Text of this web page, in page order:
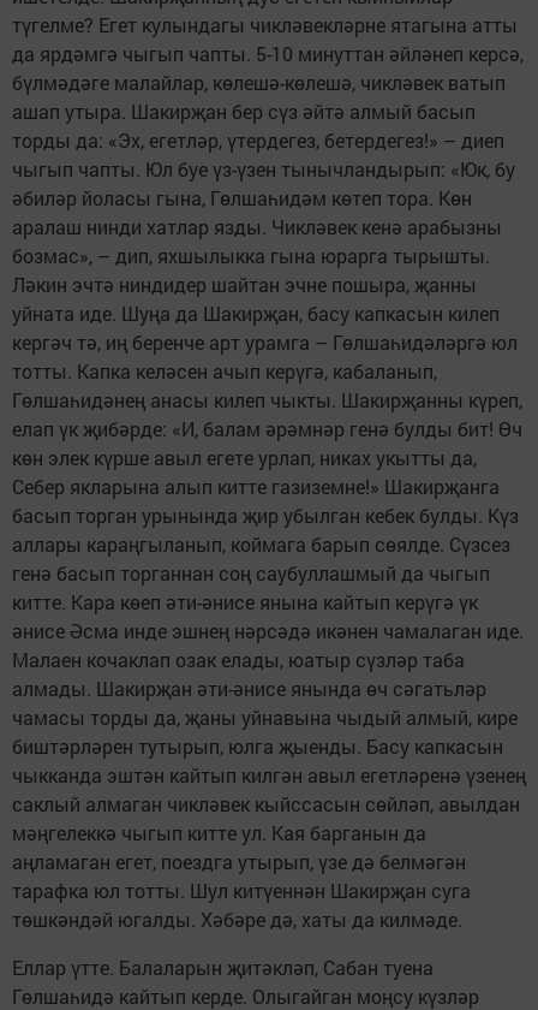
түгелме? Егет кулындагы чикләвекләрне ятагына атты
да ярдәмгә чыгып чапты. 5-10 минуттан әйләнеп керсә,
бүлмәдәге малайлар, көлешә-көлешә, чикләвек ватып
ашап утыра. Шакирҗан бер сүз әйтә алмый басып
торды да: «Эх, егетләр, үтердегез, бетердегез!» – диеп
чыгып чапты. Юл буе үз-үзен тынычландырып: «Юк, бу
әбиләр йоласы гына, Гөлшаһидәм көтеп тора. Көн
аралаш нинди хатлар язды. Чикләвек кенә арабызны
бозмас», – дип, яхшылыкка гына юрарга тырышты.
Ләкин эчтә ниндидер шайтан эчне пошыра, җанны
уйната иде. Шуңа да Шакирҗан, басу капкасын килеп
кергәч тә, иң беренче арт урамга – Гөлшаһидәләргә юл
тотты. Капка келәсен ачып керүгә, кабаланып,
Гөлшаһидәнең анасы килеп чыкты. Шакирҗанны күреп,
елап үк җибәрде: «И, балам әрәмнәр генә булды бит! Өч
көн элек күрше авыл егете урлап, никах укытты да,
Себер якларына алып китте газиземне!» Шакирҗанга
басып торган урынында җир убылган кебек булды. Күз
аллары караңгыланып, коймага барып сөялде. Сүзсез
генә басып торганнан соң саубуллашмый да чыгып
китте. Кара көеп әти-әнисе янына кайтып керүгә үк
әнисе Әсма инде эшнең нәрсәдә икәнен чамалаган иде.
Малаен кочаклап озак елады, юатыр сүзләр таба
алмады. Шакирҗан әти-әнисе янында өч сәгатьләр
чамасы торды да, җаны уйнавына чыдый алмый, кире
биштәрләрен тутырып, юлга җыенды. Басу капкасын
чыкканда эштән кайтып килгән авыл егетләренә үзенең
саклый алмаган чикләвек кыйссасын сөйләп, авылдан
мәңгелеккә чыгып китте ул. Кая барганын да
аңламаган егет, поездга утырып, үзе дә белмәгән
тарафка юл тотты. Шул китүеннән Шакирҗан суга
төшкәндәй югалды. Хәбәре дә, хаты да килмәде.
Еллар үтте. Балаларын җитәкләп, Сабан туена
Гөлшаһидә кайтып керде. Олыгайган моңсу күзләр